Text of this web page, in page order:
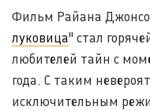
Фильм Райана
луковица" стал
любителей тайн с
года. С таким
исключительным